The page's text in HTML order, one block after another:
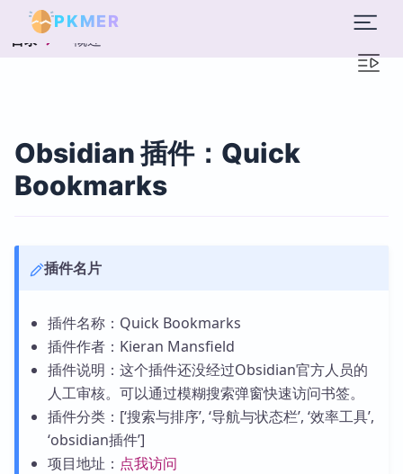
PKMER
目录 概述
Obsidian 插件：Quick
Bookmarks
插件名片
插件名称：Quick Bookmarks
插件作者：Kieran Mansfield
插件说明：这个插件还没经过Obsidian官方人员的
人工审核。可以通过模糊搜索弹窗快速访问书签。
插件分类：[‘搜索与排序’, ‘导航与状态栏’, ‘效率工具’,
‘obsidian插件’]
项目地址： 点我访问